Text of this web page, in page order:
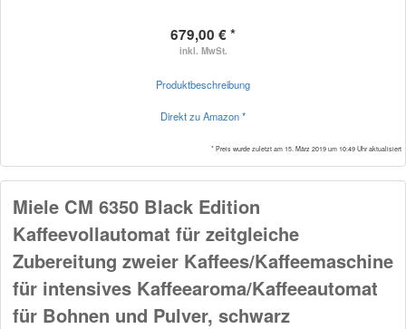
679,00 € *
inkl. MwSt.
Produktbeschreibung
Direkt zu Amazon *
* Preis wurde zuletzt am 15. März 2019 um 10:49 Uhr aktualisiert
Miele CM 6350 Black Edition
Kaffeevollautomat für zeitgleiche
Zubereitung zweier Kaffees/Kaffeemaschine
für intensives Kaffeearoma/Kaffeeautomat
für Bohnen und Pulver, schwarz